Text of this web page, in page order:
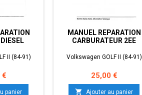
II (84-91)
€
panier
MANUEL REPARATION
CARBURATEUR 2EE
Volkswagen GOLF II (84-91)
Prix
25,00 €
 Ajouter au panier